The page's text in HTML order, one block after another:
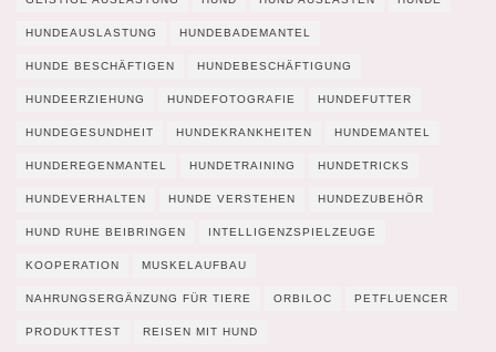
HUNDEAUSLASTUNG HUNDEBADEMANTEL
HUNDE BESCHÄFTIGEN HUNDEBESCHÄFTIGUNG
HUNDEERZIEHUNG HUNDEFOTOGRAFIE HUNDEFUTTER
HUNDEGESUNDHEIT HUNDEKRANKHEITEN HUNDEMANTEL
HUNDEREGENMANTEL HUNDETRAINING HUNDETRICKS
HUNDEVERHALTEN HUNDE VERSTEHEN HUNDEZUBEHÖR
HUND RUHE BEIBRINGEN INTELLIGENZSPIELZEUGE
KOOPERATION MUSKELAUFBAU
NAHRUNGSERGÄNZUNG FÜR TIERE ORBILOC PETFLUENCER
PRODUKTTEST REISEN MIT HUND